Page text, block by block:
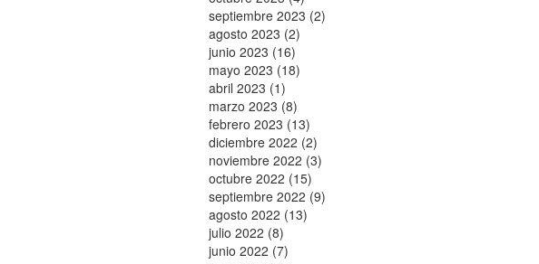
septiembre 2023 (2)
agosto 2023 (2)
junio 2023 (16)
mayo 2023 (18)
abril 2023 (1)
marzo 2023 (8)
febrero 2023 (13)
diciembre 2022 (2)
noviembre 2022 (3)
octubre 2022 (15)
septiembre 2022 (9)
agosto 2022 (13)
julio 2022 (8)
junio 2022 (7)